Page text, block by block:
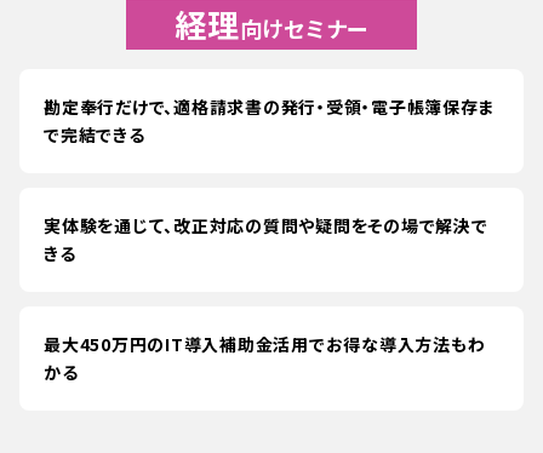
経理向けセミナー
勘定奉行だけで、適格請求書の発行・受領・電子帳簿保存ま
で完結できる
実体験を通じて、改正対応の質問や疑問をその場で解決で
きる
最大450万円のIT導入補助金活用でお得な導入方法もわ
かる